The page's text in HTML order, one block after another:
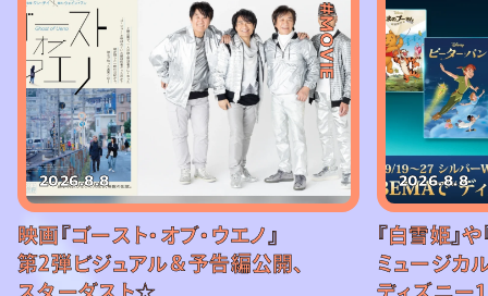
#MOVIE
2026.8.8
映画『ゴースト・オブ・ウエノ』
第2弾ビジュアル＆予告編公開、
スターダスト☆
2026.8.8
『白雪姫』
ミュージカル
ディズニー